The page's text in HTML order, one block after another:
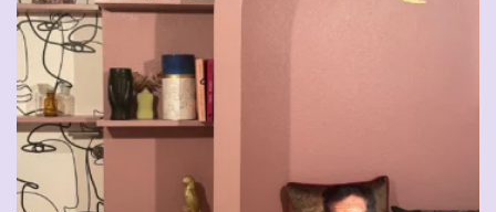
CHF 29.00